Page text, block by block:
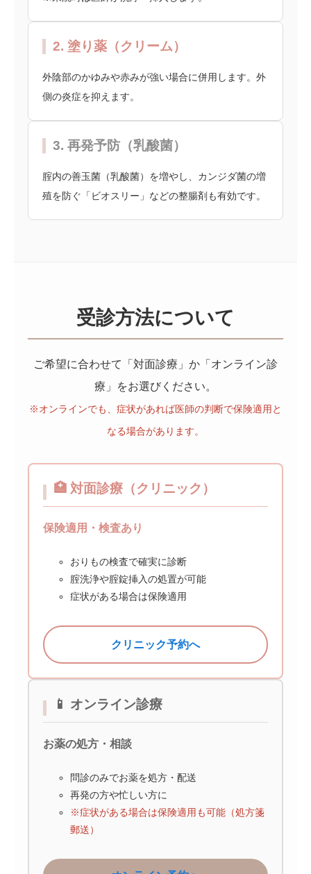
2. 塗り薬（クリーム）
外陰部のかゆみや赤みが強い場合に併用します。外
側の炎症を抑えます。
3. 再発予防（乳酸菌）
腟内の善玉菌（乳酸菌）を増やし、カンジダ菌の増
殖を防ぐ「ビオスリー」などの整腸剤も有効です。
受診方法について
ご希望に合わせて「対面診療」か「オンライン診
療」をお選びください。
※オンラインでも、症状があれば医師の判断で保険適用と
なる場合があります。
🏥 対面診療（クリニック）
保険適用・検査あり
おりもの検査で確実に診断
腟洗浄や腟錠挿入の処置が可能
症状がある場合は保険適用
クリニック予約へ
📱 オンライン診療
お薬の処方・相談
問診のみでお薬を処方・配送
再発の方や忙しい方に
※症状がある場合は保険適用も可能（処方箋
郵送）